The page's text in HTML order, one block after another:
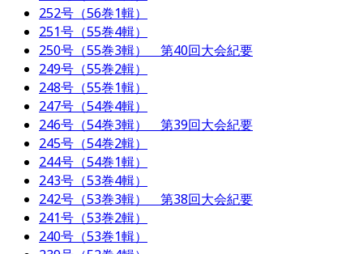
252号（56巻1輯）
251号（55巻4輯）
250号（55巻3輯） 第40回大会紀要
249号（55巻2輯）
248号（55巻1輯）
247号（54巻4輯）
246号（54巻3輯） 第39回大会紀要
245号（54巻2輯）
244号（54巻1輯）
243号（53巻4輯）
242号（53巻3輯） 第38回大会紀要
241号（53巻2輯）
240号（53巻1輯）